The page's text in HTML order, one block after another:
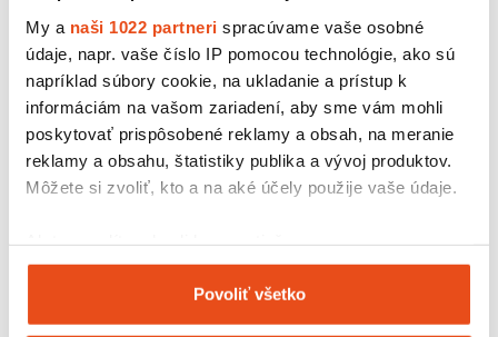
My a naši 1022 partneri spracúvame vaše osobné
údaje, napr. vaše číslo IP pomocou technológie, ako sú
napríklad súbory cookie, na ukladanie a prístup k
informáciám na vašom zariadení, aby sme vám mohli
poskytovať prispôsobené reklamy a obsah, na meranie
reklamy a obsahu, štatistiky publika a vývoj produktov.
Môžete si zvoliť, kto a na aké účely použije vaše údaje.
Zhromažďovať informácie o vašej geografickej
polohe s presnosťou na niekoľko metrov
Identifikovať vaše zariadenie aktívnym
Povoliť všetko
Krabička s okienkom 250x250x70
hnedá
34,44 € s DPH
28,00 € bez DPH